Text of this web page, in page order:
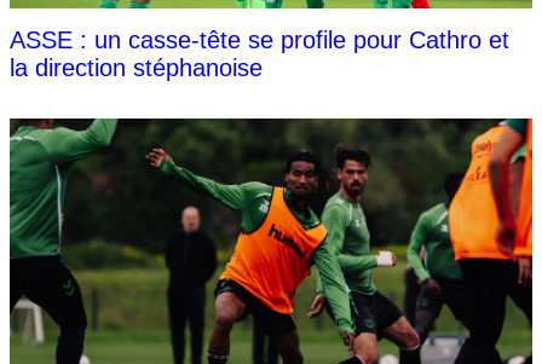
ASSE : un casse-tête se profile pour Cathro et
la direction stéphanoise